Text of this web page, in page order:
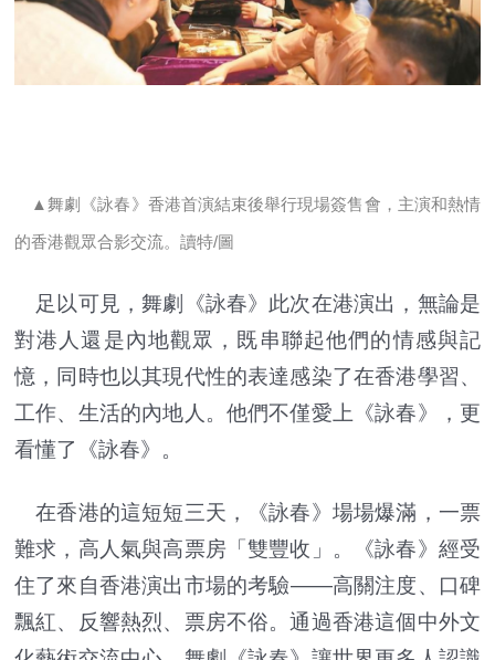
▲舞劇《詠春》香港首演結束後舉行現場簽售會，主演和熱情
的香港觀眾合影交流。讀特/圖
足以可見，舞劇《詠春》此次在港演出，無論是
對港人還是內地觀眾，既串聯起他們的情感與記
憶，同時也以其現代性的表達感染了在香港學習、
工作、生活的內地人。他們不僅愛上《詠春》，更
看懂了《詠春》。
在香港的這短短三天，《詠春》場場爆滿，一票
難求，高人氣與高票房「雙豐收」。《詠春》經受
住了來自香港演出市場的考驗——高關注度、口碑
飄紅、反響熱烈、票房不俗。通過香港這個中外文